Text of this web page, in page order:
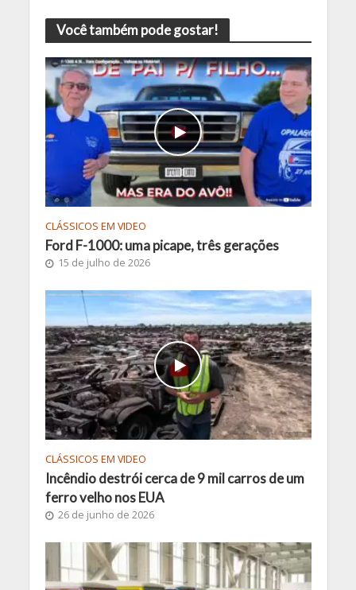
Você também pode gostar!
CLÁSSICOS EM VIDEO
Ford F-1000: uma picape, três gerações
15 de julho de 2026
CLÁSSICOS EM VIDEO
Incêndio destrói cerca de 9 mil carros de um
ferro velho nos EUA
26 de junho de 2026